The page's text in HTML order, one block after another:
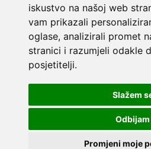
iskustvo na našoj web
vam prikazali
oglase, analizirali promet
stranici i razumjeli odakle
posjetitelji.
Slažem
Odbijam
Promjeni moje